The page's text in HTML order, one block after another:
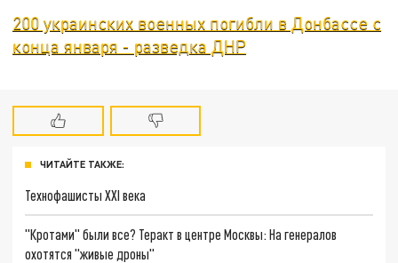
200 украинских военных погибли в Донбассе с
конца января - разведка ДНР
ЧИТАЙТЕ ТАКЖЕ:
Технофашисты XXI века
"Кротами" были все? Теракт в центре Москвы: На генералов
охотятся "живые дроны"